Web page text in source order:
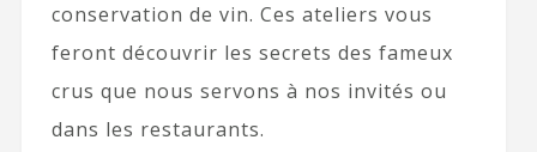
conservation de vin. Ces ateliers vous
feront découvrir les secrets des fameux
crus que nous servons à nos invités ou
dans les restaurants.